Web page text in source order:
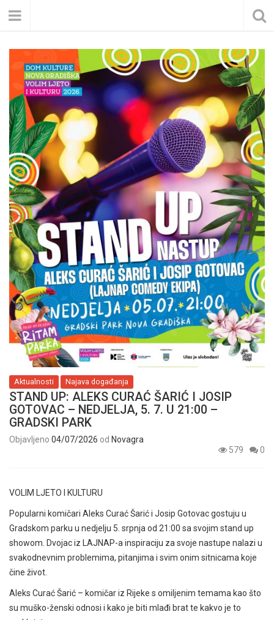
Aktualnosti Najava događanja
STAND UP: ALEKS CURAĆ ŠARIĆ I JOSIP
GOTOVAC – NEDJELJA, 5. 7. U 21:00 –
GRADSKI PARK
Objavljeno 04/07/2026 od Novagra
579
0
VOLIM LJETO I KULTURU
Popularni komičari Aleks Curać Šarić i Josip Gotovac gostuju u
Gradskom parku u nedjelju 5. srpnja od 21:00 sa svojim stand up
showom. Dvojac iz LAJNAP-a inspiraciju za svoje nastupe nalazi u
svakodnevnim problemima, pitanjima i svim onim sitnicama koje
čine život.
Aleks Curać Šarić – komičar iz Rijeke s omiljenim temama kao što
su muško-ženski odnosi i kako je biti mlađi brat te kakvo je to